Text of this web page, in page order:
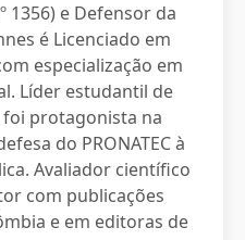
1356) e Defensor da
é Licenciado em
especialização em
Líder estudantil de
protagonista na
do PRONATEC à
Avaliador científico
com publicações
e em editoras de